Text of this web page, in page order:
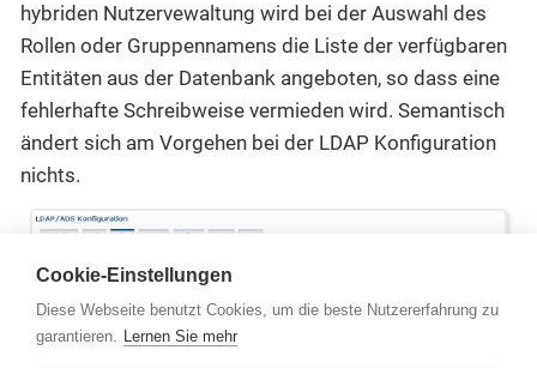
hybriden Nutzervewaltung wird bei der Auswahl des
Rollen oder Gruppennamens die Liste der verfügbaren
Entitäten aus der Datenbank angeboten, so dass eine
fehlerhafte Schreibweise vermieden wird. Semantisch
ändert sich am Vorgehen bei der LDAP Konfiguration
nichts.
Cookie-Einstellungen
Diese Webseite benutzt Cookies, um die beste Nutzererfahrung zu
garantieren. Lernen Sie mehr